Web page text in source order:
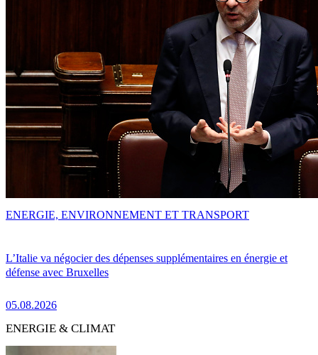
L’Italie va négocier des dépenses supplémentaires en énergie et
défense avec Bruxelles
05.08.2026
ENERGIE, ENVIRONNEMENT ET TRANSPORT
ENERGIE & CLIMAT